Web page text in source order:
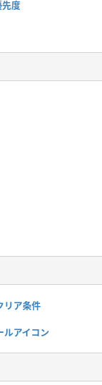
度
リア条件
ルアイコン